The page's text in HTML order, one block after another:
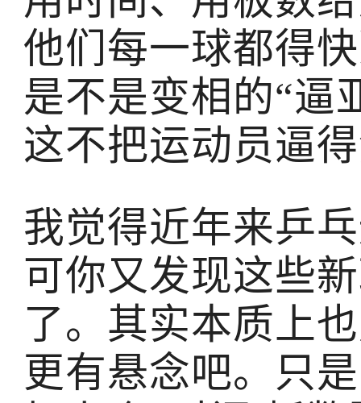
他们每一球都得
是不是变相的“逼
这不把运动员逼
我觉得近年来乒
可你又发现这些
了。其实本质上
更有悬念吧。只